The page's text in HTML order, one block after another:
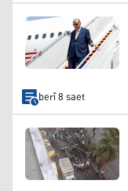
berî 8 saet